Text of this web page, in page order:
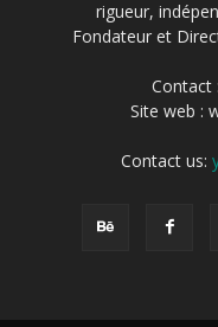
rigueur,
Fondateur et
Contact
Site web :
Contact us: